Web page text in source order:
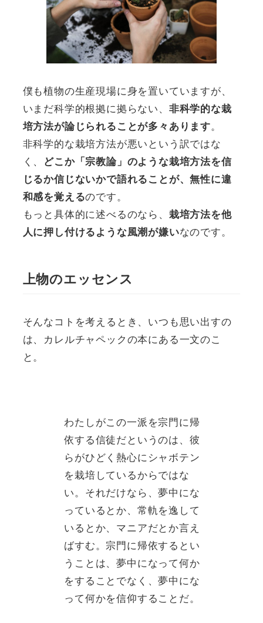
僕も植物の生産現場に身を置いていますが、
いまだ科学的根拠に拠らない、 非科学的な栽
培方法が論じられることが多々あります。
非科学的な栽培方法が悪いという訳ではな
く、 どこか「宗教論」のような栽培方法を信
じるか信じないかで語れることが、無性に違
和感を覚えるのです。
もっと具体的に述べるのなら、 栽培方法を他
人に押し付けるような風潮が嫌いなのです。
上物のエッセンス
そんなコトを考えるとき、いつも思い出すの
は、カレルチャペックの本にある一文のこ
と。
わたしがこの一派を宗門に帰
依する信徒だというのは、彼
らがひどく熱心にシャボテン
を栽培しているからではな
い。それだけなら、夢中にな
っているとか、常軌を逸して
いるとか、マニアだとか言え
ばすむ。宗門に帰依するとい
うことは、夢中になって何か
をすることでなく、夢中にな
って何かを信仰することだ。